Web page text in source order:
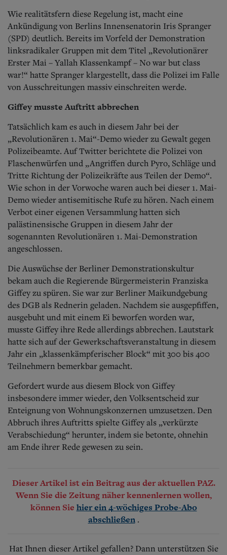
Wie realitätsfern diese Regelung ist, macht eine
Ankündigung von Berlins Innensenatorin Iris Spranger
(SPD) deutlich. Bereits im Vorfeld der Demonstration
linksradikaler Gruppen mit dem Titel „Revolutionärer
Erster Mai – Yallah Klassenkampf – No war but class
war!“ hatte Spranger klargestellt, dass die Polizei im Falle
von Ausschreitungen massiv einschreiten werde.
Giffey musste Auftritt abbrechen
Tatsächlich kam es auch in diesem Jahr bei der
„Revolutionären 1. Mai“-Demo wieder zu Gewalt gegen
Polizeibeamte. Auf Twitter berichtete die Polizei von
Flaschenwürfen und „Angriffen durch Pyro, Schläge und
Tritte Richtung der Polizeikräfte aus Teilen der Demo“.
Wie schon in der Vorwoche waren auch bei dieser 1. Mai-
Demo wieder antisemitische Rufe zu hören. Nach einem
Verbot einer eigenen Versammlung hatten sich
palästinensische Gruppen in diesem Jahr der
sogenannten Revolutionären 1. Mai-Demonstration
angeschlossen.
Die Auswüchse der Berliner Demonstrationskultur
bekam auch die Regierende Bürgermeisterin Franziska
Giffey zu spüren. Sie war zur Berliner Maikundgebung
des DGB als Rednerin geladen. Nachdem sie ausgepfiffen,
ausgebuht und mit einem Ei beworfen worden war,
musste Giffey ihre Rede allerdings abbrechen. Lautstark
hatte sich auf der Gewerkschaftsveranstaltung in diesem
Jahr ein „klassenkämpferischer Block“ mit 300 bis 400
Teilnehmern bemerkbar gemacht.
Gefordert wurde aus diesem Block von Giffey
insbesondere immer wieder, den Volksentscheid zur
Enteignung von Wohnungskonzernen umzusetzen. Den
Abbruch ihres Auftritts spielte Giffey als „verkürzte
Verabschiedung“ herunter, indem sie betonte, ohnehin
am Ende ihrer Rede gewesen zu sein.
Dieser Artikel ist ein Beitrag aus der aktuellen PAZ.
Wenn Sie die Zeitung näher kennenlernen wollen,
können Sie hier ein 4-wöchiges Probe-Abo
abschließen .
Hat Ihnen dieser Artikel gefallen? Dann unterstützen Sie